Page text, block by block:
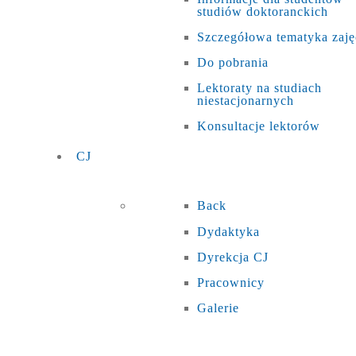
studiów doktoranckich
Szczegółowa tematyka
Do pobrania
Lektoraty na studiach
niestacjonarnych
Konsultacje lektorów
CJ
Back
Dydaktyka
Dyrekcja CJ
Pracownicy
Galerie